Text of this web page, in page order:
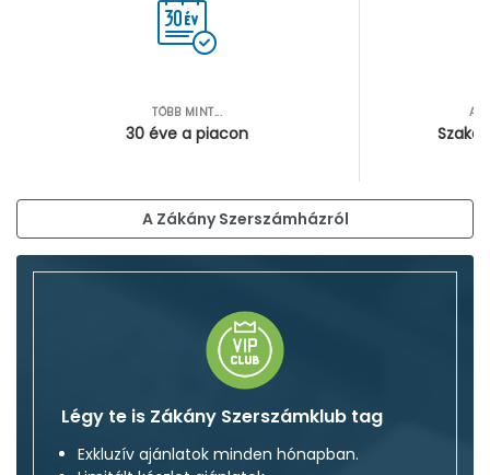
TÖBB MINT...
30 éve a piacon
A Zákány Szerszámházról
Légy te is Zákány Szerszámklub tag
Exkluzív ajánlatok minden hónapban.